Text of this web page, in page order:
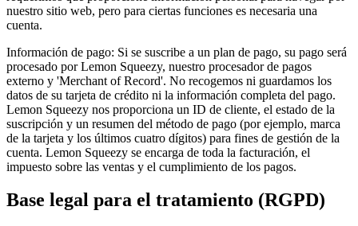
nuestro sitio web, pero para ciertas funciones es necesaria una
cuenta.
Información de pago: Si se suscribe a un plan de pago, su pago será
procesado por Lemon Squeezy, nuestro procesador de pagos
externo y 'Merchant of Record'. No recogemos ni guardamos los
datos de su tarjeta de crédito ni la información completa del pago.
Lemon Squeezy nos proporciona un ID de cliente, el estado de la
suscripción y un resumen del método de pago (por ejemplo, marca
de la tarjeta y los últimos cuatro dígitos) para fines de gestión de la
cuenta. Lemon Squeezy se encarga de toda la facturación, el
impuesto sobre las ventas y el cumplimiento de los pagos.
Base legal para el tratamiento (RGPD)